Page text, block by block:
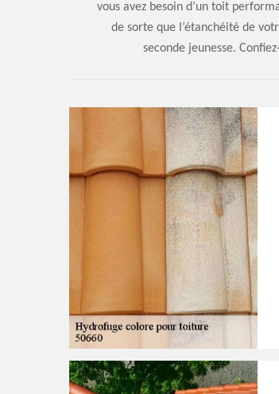
vous avez besoin d’un toit
de sorte que l’étanchéité de
seconde jeunesse.